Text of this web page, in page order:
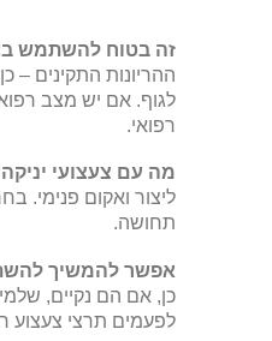
זה בטוח להשתמש
ההריונות התקינים –
לגוף. אם יש מצב
רפואי.
מה עם צעצועי
ליצור ואקום פנימי.
תחושה.
אפשר להמשיך
כן, אם הם נקיים,
לפעמים תרצי צעצוע